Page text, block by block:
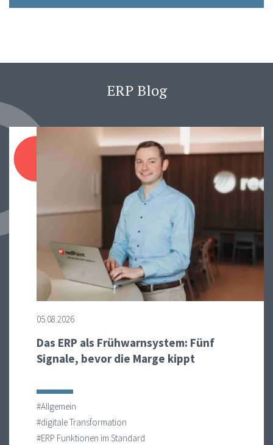
ERP Blog
05.08.2026
Das ERP als Frühwarnsystem: Fünf
Signale, bevor die Marge kippt
#Allgemein
#digitale Transformation
#ERP Funktionen im Standard